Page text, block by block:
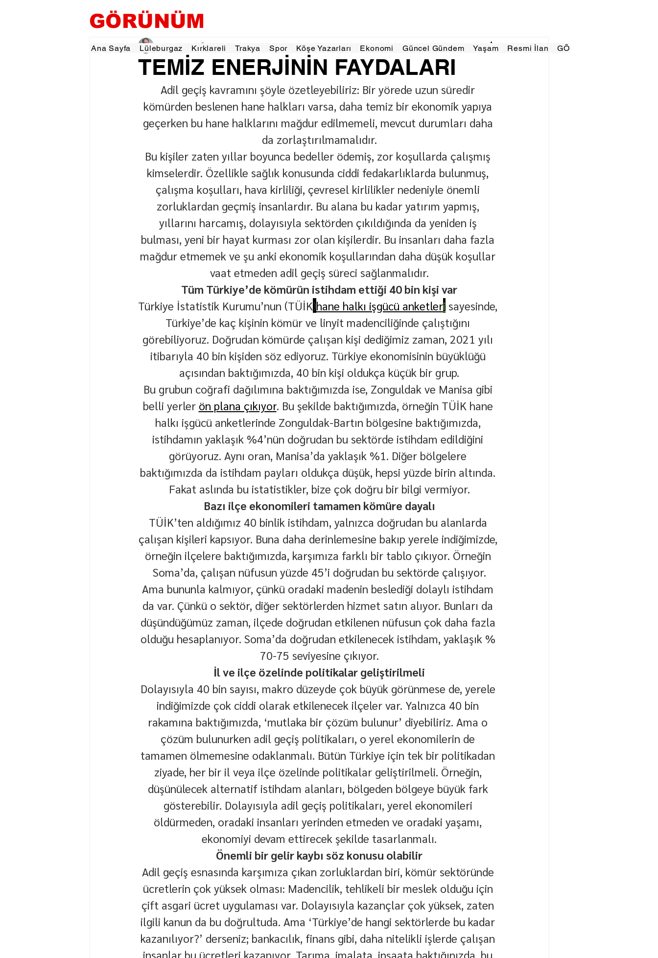
GÖRÜNÜM
Ana Sayfa Lüleburgaz Kırklareli Trakya Spor Köşe Yazarları Ekonomi Güncel Gündem Yaşam Resmi İlan GÖRÜNÜMTV
TEMİZ ENERJİNİN FAYDALARI
Vicdan ALADAĞ 30 Haz 20253 dakikada okunur
Adil geçiş kavramını şöyle özetleyebiliriz: Bir yörede uzun süredir
kömürden beslenen hane halkları varsa, daha temiz bir ekonomik yapıya
geçerken bu hane halklarını mağdur edilmemeli, mevcut durumları daha
da zorlaştırılmamalıdır.
Bu kişiler zaten yıllar boyunca bedeller ödemiş, zor koşullarda çalışmış
kimselerdir. Özellikle sağlık konusunda ciddi fedakarlıklarda bulunmuş,
çalışma koşulları, hava kirliliği, çevresel kirlilikler nedeniyle önemli
zorluklardan geçmiş insanlardır. Bu alana bu kadar yatırım yapmış,
yıllarını harcamış, dolayısıyla sektörden çıkıldığında da yeniden iş
bulması, yeni bir hayat kurması zor olan kişilerdir. Bu insanları daha fazla
mağdur etmemek ve şu anki ekonomik koşullarından daha düşük koşullar
vaat etmeden adil geçiş süreci sağlanmalıdır.
Tüm Türkiye’de kömürün istihdam ettiği 40 bin kişi var
Türkiye İstatistik Kurumu’nun (TÜİK)hane halkı işgücü anketleri sayesinde,
Türkiye’de kaç kişinin kömür ve linyit madenciliğinde çalıştığını
görebiliyoruz. Doğrudan kömürde çalışan kişi dediğimiz zaman, 2021 yılı
itibarıyla 40 bin kişiden söz ediyoruz. Türkiye ekonomisinin büyüklüğü
açısından baktığımızda, 40 bin kişi oldukça küçük bir grup.
Bu grubun coğrafi dağılımına baktığımızda ise, Zonguldak ve Manisa gibi
belli yerler ön plana çıkıyor. Bu şekilde baktığımızda, örneğin TÜİK hane
halkı işgücü anketlerinde Zonguldak-Bartın bölgesine baktığımızda,
istihdamın yaklaşık %4’nün doğrudan bu sektörde istihdam edildiğini
görüyoruz. Aynı oran, Manisa’da yaklaşık %1. Diğer bölgelere
baktığımızda da istihdam payları oldukça düşük, hepsi yüzde birin altında.
Fakat aslında bu istatistikler, bize çok doğru bir bilgi vermiyor.
Bazı ilçe ekonomileri tamamen kömüre dayalı
TÜİK’ten aldığımız 40 binlik istihdam, yalnızca doğrudan bu alanlarda
çalışan kişileri kapsıyor. Buna daha derinlemesine bakıp yerele indiğimizde,
örneğin ilçelere baktığımızda, karşımıza farklı bir tablo çıkıyor. Örneğin
Soma’da, çalışan nüfusun yüzde 45’i doğrudan bu sektörde çalışıyor.
Ama bununla kalmıyor, çünkü oradaki madenin beslediği dolaylı istihdam
da var. Çünkü o sektör, diğer sektörlerden hizmet satın alıyor. Bunları da
düşündüğümüz zaman, ilçede doğrudan etkilenen nüfusun çok daha fazla
olduğu hesaplanıyor. Soma’da doğrudan etkilenecek istihdam, yaklaşık %
70-75 seviyesine çıkıyor.
İl ve ilçe özelinde politikalar geliştirilmeli
Dolayısıyla 40 bin sayısı, makro düzeyde çok büyük görünmese de, yerele
indiğimizde çok ciddi olarak etkilenecek ilçeler var. Yalnızca 40 bin
rakamına baktığımızda, ‘mutlaka bir çözüm bulunur’ diyebiliriz. Ama o
çözüm bulunurken adil geçiş politikaları, o yerel ekonomilerin de
tamamen ölmemesine odaklanmalı. Bütün Türkiye için tek bir politikadan
ziyade, her bir il veya ilçe özelinde politikalar geliştirilmeli. Örneğin,
düşünülecek alternatif istihdam alanları, bölgeden bölgeye büyük fark
gösterebilir. Dolayısıyla adil geçiş politikaları, yerel ekonomileri
öldürmeden, oradaki insanları yerinden etmeden ve oradaki yaşamı,
ekonomiyi devam ettirecek şekilde tasarlanmalı.
Önemli bir gelir kaybı söz konusu olabilir
Adil geçiş esnasında karşımıza çıkan zorluklardan biri, kömür sektöründe
ücretlerin çok yüksek olması: Madencilik, tehlikeli bir meslek olduğu için
çift asgari ücret uygulaması var. Dolayısıyla kazançlar çok yüksek, zaten
ilgili kanun da bu doğrultuda. Ama ‘Türkiye’de hangi sektörlerde bu kadar
kazanılıyor?’ derseniz; bankacılık, finans gibi, daha nitelikli işlerde çalışan
insanlar bu ücretleri kazanıyor. Tarıma, imalata, inşaata baktığınızda, bu